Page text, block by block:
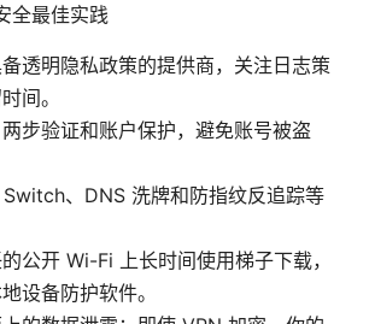
全最佳实践
透明隐私政策的提供商，关注日志策
间。
步验证和账户保护，避免账号被盗
、DNS 洗牌和防指纹反追踪等
公开 Wi-Fi 上长时间使用梯子下载，
设备防护软件。